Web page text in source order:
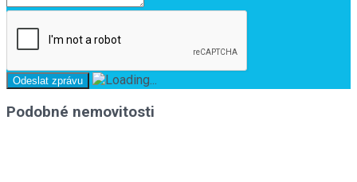
Podobné nemovitosti